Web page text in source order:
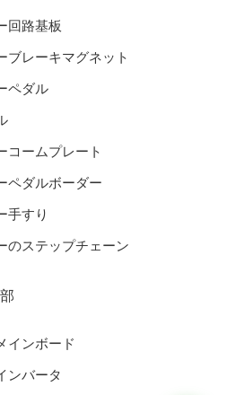
回路基板
ブレーキマグネット
ペダル
コームプレート
ペダルボーダー
手すり
のステップチェーン
インボード
ンバータ